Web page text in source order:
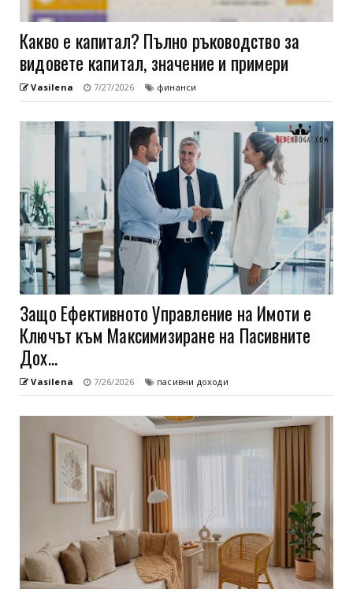
Какво е капитал? Пълно ръководство за
видовете капитал, значение и примери
Vasilena 7/27/2026 финанси
Защо Ефективното Управление на Имоти е
Ключът към Максимизиране на Пасивните
Дох...
Vasilena 7/26/2026 пасивни доходи